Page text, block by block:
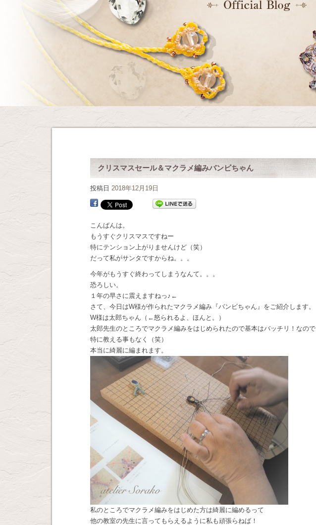
クリスマスセール＆マクラメ編みバンビちゃん
投稿日 2018年12月19日
こんばんは。
もうすぐクリスマスですねー
特にテンション上がりませんけど（笑）
だって私がサンタですからね。。。
今年がもうすぐ終わってしまうなんて。。。
恐ろしい。
１年の早さに震えますねっ♪←
さて、今日はW様が作られたマクラメ編み『バンビちゃん』をご紹介します。
W様は太郎ちゃん（←怒られるよ、ほんと。）
太郎先生のところでマクラメ編みをはじめられたので基本はバッチリ！なので
特に教える事もなく（笑）
本当に綺麗に編まれます。
私のところでマクラメ編みをはじめた方は綺麗に編めるって
他の教室の先生に言ってもらえるように私も頑張らねば！